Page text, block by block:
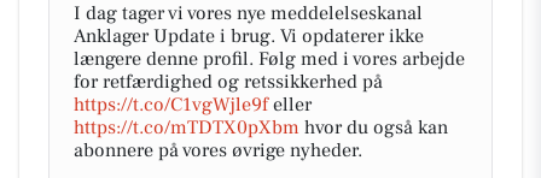
I dag tager vi vores nye meddelelseskanal
Anklager Update i brug. Vi opdaterer ikke
længere denne profil. Følg med i vores arbejde
for retfærdighed og retssikkerhed på
https://t.co/C1vgWjle9feller
https://t.co/mTDTX0pXbm hvor du også kan
abonnere på vores øvrige nyheder.